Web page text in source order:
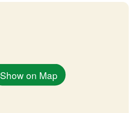
Show on Map